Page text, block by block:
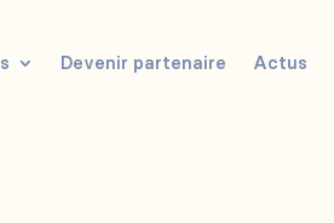
Devenir partenaire Actus